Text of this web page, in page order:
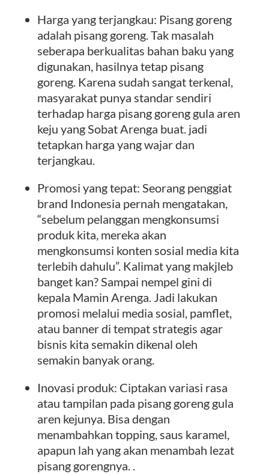
Harga yang terjangkau: Pisang goreng
adalah pisang goreng. Tak masalah
seberapa berkualitas bahan baku yang
digunakan, hasilnya tetap pisang
goreng. Karena sudah sangat terkenal,
masyarakat punya standar sendiri
terhadap harga pisang goreng gula aren
keju yang Sobat Arenga buat. jadi
tetapkan harga yang wajar dan
terjangkau.
Promosi yang tepat: Seorang penggiat
brand Indonesia pernah mengatakan,
“sebelum pelanggan mengkonsumsi
produk kita, mereka akan
mengkonsumsi konten sosial media kita
terlebih dahulu”. Kalimat yang makjleb
banget kan? Sampai nempel gini di
kepala Mamin Arenga. Jadi lakukan
promosi melalui media sosial, pamflet,
atau banner di tempat strategis agar
bisnis kita semakin dikenal oleh
semakin banyak orang.
Inovasi produk: Ciptakan variasi rasa
atau tampilan pada pisang goreng gula
aren kejunya. Bisa dengan
menambahkan topping, saus karamel,
apapun lah yang akan menambah lezat
pisang gorengnya. .